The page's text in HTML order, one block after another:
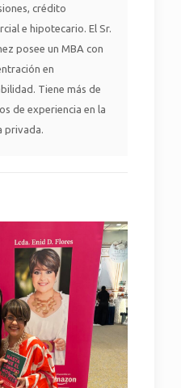
crédito
e hipotecario. El Sr.
posee un MBA con
en
Tiene más de
de experiencia en la
privada.